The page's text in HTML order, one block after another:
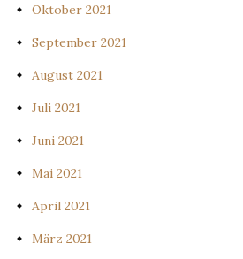
Oktober 2021
September 2021
August 2021
Juli 2021
Juni 2021
Mai 2021
April 2021
März 2021